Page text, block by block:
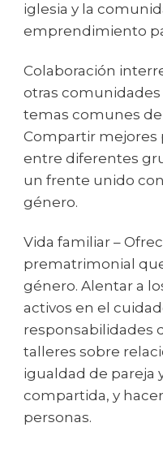
iglesia y la
emprendimiento
Colaboración
otras
temas comunes
Compartir mejores
entre diferentes
un frente unido
género.
Vida familiar –
prematrimonial
género. Alentar a
activos en el
responsabilidades
talleres sobre
igualdad de pareja
compartida, y
personas.